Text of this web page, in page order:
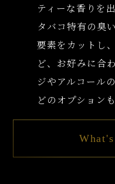
ティーな香りを
タバコ特有の臭
要素をカットし
ど、お好みに合
ジやアルコール
どのオプション